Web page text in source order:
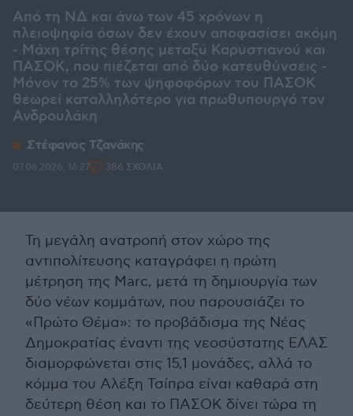
Από τη ΝΔ και άνω των 45 χρόνων η
πλειοψηφία όσων δεν έχουν αποφασίσει ακόμη
- Μάχη τρίτης θέσης μεταξύ Καρυστιανού και
ΠΑΣΟΚ, που πιέζεται από δύο κατευθύνσεις -
Μόνον το 25% των ψηφοφόρων του ΠΑΣΟΚ
θεωρεί καταλληλότερο για πρωθυπουργό τον
Ανδρουλάκη
Στέφανος Τζανάκης
07.06.2026, 16:27 386 ΣΧΟΛΙΑ
Τη μεγάλη ανατροπή στον χώρο της
αντιπολίτευσης καταγράφει η πρώτη
μέτρηση της Marc, μετά τη δημιουργία των
δύο νέων κομμάτων, που παρουσιάζει το
«Πρώτο Θέμα»: το προβάδισμα της Νέας
Δημοκρατίας έναντι της νεοσύστατης ΕΛΑΣ
διαμορφώνεται στις 15,1 μονάδες, αλλά το
κόμμα του Αλέξη Τσίπρα είναι καθαρά στη
δεύτερη θέση και το ΠΑΣΟΚ δίνει τώρα τη